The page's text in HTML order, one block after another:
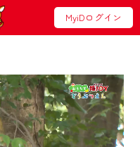
MyiDログイン